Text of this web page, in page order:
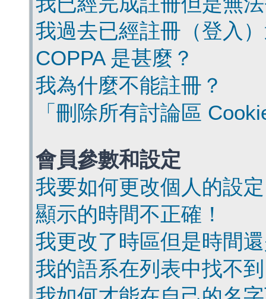
我過去已經註冊（登入
COPPA 是甚麼？
我為什麼不能註冊？
「刪除所有討論區
會員參數和設定
我要如何更改個人的設
顯示的時間不正確！
我更改了時區但是時間
我的語系在列表中找不